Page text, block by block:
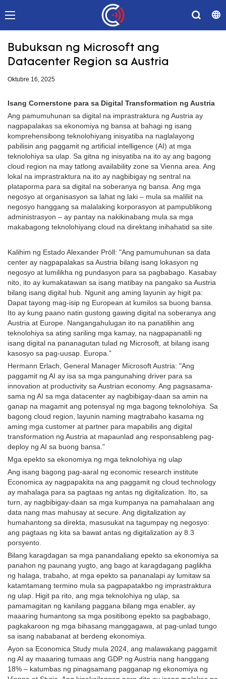
Bubuksan ng Microsoft ang
Datacenter Region sa Austria
Oktubre 16, 2025
Isang Cornerstone para sa Digital Transformation ng Austria
Ang pamumuhunan sa digital na imprastraktura ng Austria ay
nagpapalakas sa ekonomiya ng bansa at bahagi ng isang
komprehensibong teknolohiyang inisyatiba na naglalayong
pabilisin ang paggamit ng artificial intelligence (AI) at mga
teknolohiya sa ulap. Sa gitna ng inisyatiba na ito ay ang bagong
cloud region na may tatlong availability zone sa Vienna area. Ang
lokal na imprastraktura na ito ay nagbibigay ng sentral na
plataporma para sa digital na soberanya ng bansa. Ang mga
negosyo at organisasyon sa lahat ng laki – mula sa maliliit na
negosyo hanggang sa malalaking korporasyon at pampublikong
administrasyon – ay pantay na nakikinabang mula sa mga
makabagong teknolohiyang cloud na direktang inihahatid sa site.
Kalihim ng Estado Alexander Pröll: "Ang pamumuhunan sa data
center ay nagpapalakas sa Austria bilang isang lokasyon ng
negosyo at lumilikha ng pundasyon para sa pagbabago. Kasabay
nito, ito ay kumakatawan sa isang matibay na pangako sa Austria
bilang isang digital hub. Ngunit ang aming layunin ay higit pa:
Dapat tayong mag-isip ng European at kumilos sa buong bansa.
Ito ay kung paano natin gustong gawing digital na soberanya ang
Austria at Europe. Nangangahulugan ito na panatilihin ang
teknolohiya sa ating sariling mga kamay, na nagpapanatili ng
isang digital na pananagutan tulad ng Microsoft, at bilang isang
kasosyo sa pag-uusap. Europa.”
Hermann Erlach, General Manager Microsoft Austria: "Ang
paggamit ng AI ay isa sa mga pangunahing driver para sa
innovation at productivity sa Austrian economy. Ang pagsasama-
sama ng AI sa mga datacenter ay nagbibigay-daan sa amin na
ganap na magamit ang potensyal ng mga bagong teknolohiya. Sa
bagong cloud region, layunin naming magtrabaho kasama ng
aming mga customer at partner para mapabilis ang digital
transformation ng Austria at mapaunlad ang responsableng pag-
deploy ng AI sa buong bansa."
Mga epekto sa ekonomiya ng mga teknolohiya ng ulap
Ang isang bagong pag-aaral ng economic research institute
Economica ay nagpapakita na ang paggamit ng cloud technology
ay mahalaga para sa pagtaas ng antas ng digitalization. Ito, sa
turn, ay nagbibigay-daan sa mga kumpanya na pamahalaan ang
data nang mas mahusay at secure. Ang digitalization ay
humahantong sa direkta, masusukat na tagumpay ng negosyo:
ang pagtaas ng kita sa bawat antas ng digitalization ay 8.3
porsyento.
Bilang karagdagan sa mga panandaliang epekto sa ekonomiya sa
panahon ng paunang yugto, ang bago at karagdagang paglikha
ng halaga, trabaho, at mga epekto sa pananalapi ay lumitaw sa
katamtamang termino mula sa pagpapatakbo ng imprastraktura
ng ulap. Higit pa rito, ang mga teknolohiya ng ulap, sa
pamamagitan ng kanilang paggana bilang mga enabler, ay
maaaring humantong sa mga positibong epekto sa pagbabago,
pagkakaroon ng mga bihasang manggagawa, at pag-unlad tungo
sa isang nababanat at berdeng ekonomiya.
Ayon sa Economica Study mula 2024, ang malawakang paggamit
ng AI ay maaaring tumaas ang GDP ng Austria nang hanggang
18% – katumbas ng pinagsamang pagganap ng ekonomiya ng